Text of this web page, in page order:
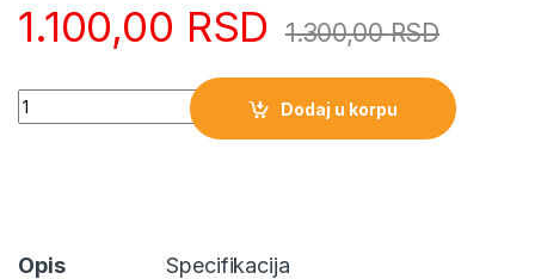
1.100,00 RSD 1.300,00RSD
Quantity
Dodaj u korpu
Opis Specifikacija